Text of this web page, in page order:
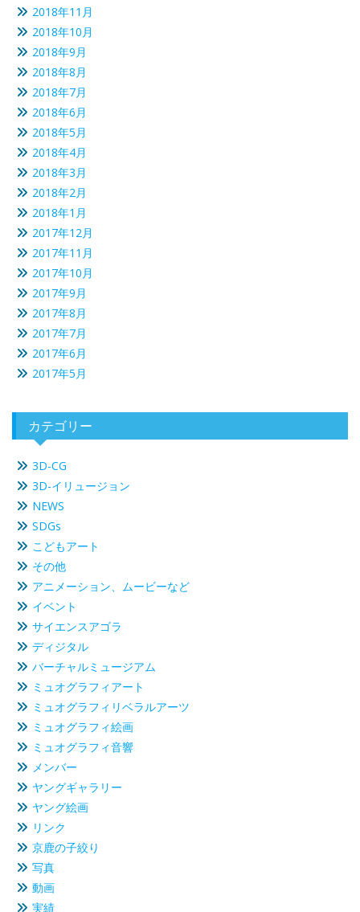
2018年11月
2018年10月
2018年9月
2018年8月
2018年7月
2018年6月
2018年5月
2018年4月
2018年3月
2018年2月
2018年1月
2017年12月
2017年11月
2017年10月
2017年9月
2017年8月
2017年7月
2017年6月
2017年5月
カテゴリー
3D-CG
3D-イリュージョン
NEWS
SDGs
こどもアート
その他
アニメーション、ムービーなど
イベント
サイエンスアゴラ
ディジタル
バーチャルミュージアム
ミュオグラフィアート
ミュオグラフィリベラルアーツ
ミュオグラフィ絵画
ミュオグラフィ音響
メンバー
ヤングギャラリー
ヤング絵画
リンク
京鹿の子絞り
写真
動画
実績